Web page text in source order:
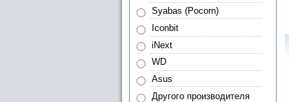
Syabas (Pocorn)
Iconbit
iNext
WD
Asus
Другого производителя